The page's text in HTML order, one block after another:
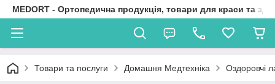
MEDORT - Ортопедична продукція, товари для краси та
Товари та послуги Домашня Медтехніка Оздоровчі